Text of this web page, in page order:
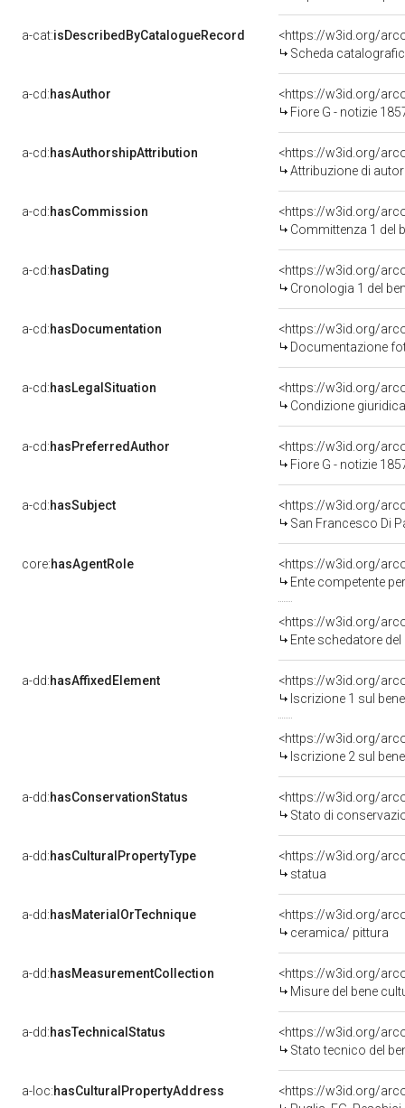
a-cat:isDescribedByCatalogueRecord
<https://w3id.org/
Scheda
a-cd:hasAuthor
<https://w3id.org/
Fiore G - notizie
a-cd:hasAuthorshipAttribution
<https://w3id.org/
Attribuzione di
a-cd:hasCommission
<https://w3id.org/
Committenza 1 del
a-cd:hasDating
<https://w3id.org/
Cronologia 1 del
a-cd:hasDocumentation
Documentazione
a-cd:hasLegalSituation
Condizione
a-cd:hasPreferredAuthor
<https://w3id.org/
Fiore G - notizie
a-cd:hasSubject
<https://w3id.org/
San Francesco Di
core:hasAgentRole
<https://w3id.org/
Ente competente per
<https://w3id.org/
Ente schedatore del
a-dd:hasAffixedElement
<https://w3id.org/
Iscrizione 1 sul
<https://w3id.org/
Iscrizione 2 sul
a-dd:hasConservationStatus
<https://w3id.org/
Stato di
a-dd:hasCulturalPropertyType
<https://w3id.org/
statua
a-dd:hasMaterialOrTechnique
<https://w3id.org/
ceramica/ pittura
a-dd:hasMeasurementCollection
<https://w3id.org/
Misure del bene
a-dd:hasTechnicalStatus
<https://w3id.org/
Stato tecnico del
a-loc:hasCulturalPropertyAddress
<https://w3id.org/